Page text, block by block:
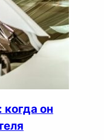
когда он